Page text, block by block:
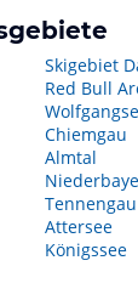
Skigebiet
Red Bull
Chiemgau
Almtal
Tennengau
Attersee
Königssee